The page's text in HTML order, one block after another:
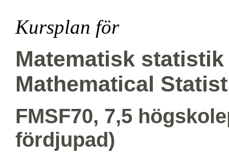
Kursplan för
Matematisk statistik
Mathematical
FMSF70, 7,5
fördjupad)